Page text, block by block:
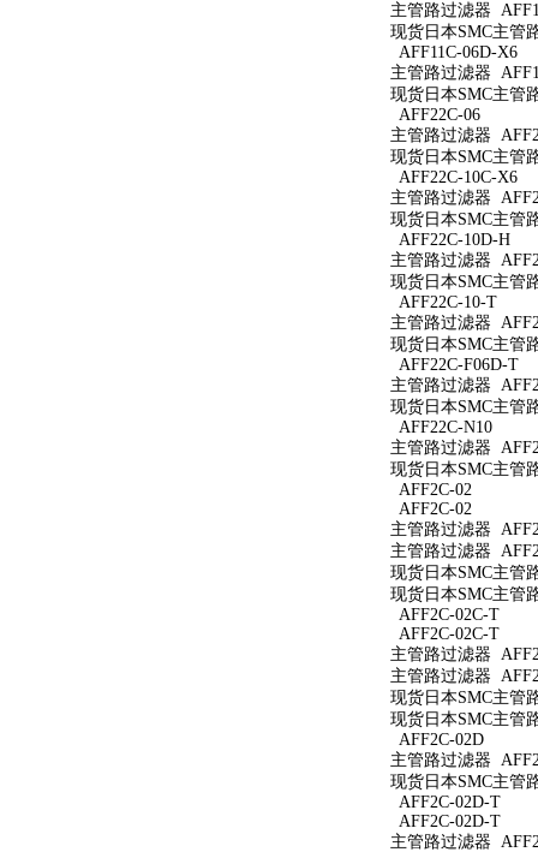
主管路过滤器
现货日本SMC主管
AFF11C-06D-X6
主管路过滤器
现货日本SMC主管
AFF22C-06
主管路过滤器
现货日本SMC主管
AFF22C-10C-X6
主管路过滤器
现货日本SMC主管
AFF22C-10D-H
主管路过滤器
现货日本SMC主管
AFF22C-10-T
主管路过滤器
现货日本SMC主管
AFF22C-F06D-T
主管路过滤器
现货日本SMC主管
AFF22C-N10
主管路过滤器
现货日本SMC主管
AFF2C-02
AFF2C-02
主管路过滤器
主管路过滤器
现货日本SMC主管
现货日本SMC主管
AFF2C-02C-T
AFF2C-02C-T
主管路过滤器
主管路过滤器
现货日本SMC主管
现货日本SMC主管
AFF2C-02D
主管路过滤器
现货日本SMC主管
AFF2C-02D-T
AFF2C-02D-T
主管路过滤器